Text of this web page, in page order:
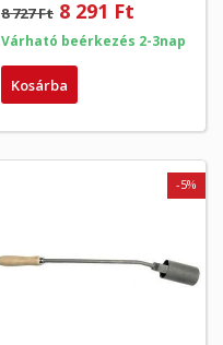
8 727 Ft 8 291 Ft
Várható beérkezés 2-3nap
Kosárba
-5%